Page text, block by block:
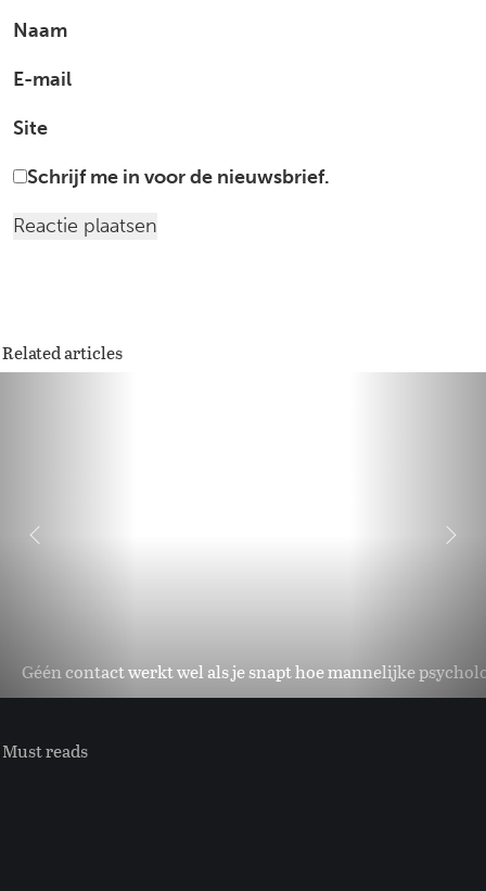
Naam
E-mail
Site
Schrijf me in voor de nieuwsbrief.
Related articles
Géén contact werkt wel als je snapt hoe mannelijke
Must reads